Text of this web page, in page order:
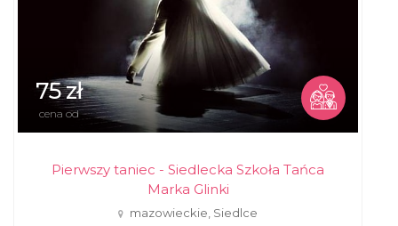
75 zł
cena od
Pierwszy taniec - Siedlecka Szkoła Tańca
Marka Glinki
mazowieckie, Siedlce